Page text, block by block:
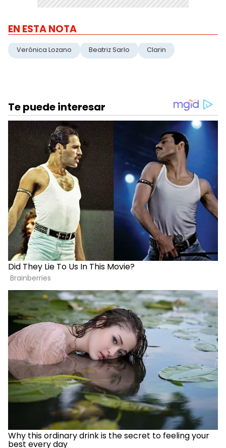
EN ESTA NOTA
Verónica Lozano Beatriz Sarlo Clarin